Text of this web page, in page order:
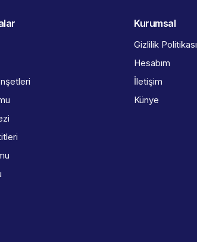
Kurumsal
Gizlilik Politikası
Hesabım
İletişim
Künye